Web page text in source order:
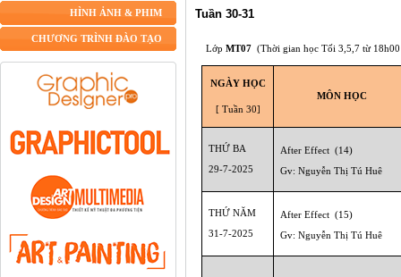
HÌNH ẢNH & PHIM
CHƯƠNG TRÌNH ĐÀO TẠO
Tuần 30-31
Lớp MT07 (Thời gian học Tối 3,5,7 từ
NGÀY HỌC
[ Tuần 30]
MÔN HỌC
THỨ BA
29-7-2025
After Effect (14)
Gv: Nguyễn Thị Tú Huê
THỨ NĂM
31-7-2025
After Effect (15)
Gv: Nguyễn Thị Tú Huê